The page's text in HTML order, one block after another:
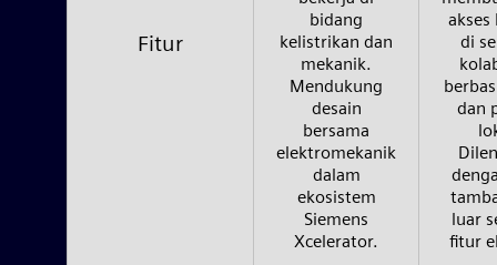
Fitur
bidang
kelistrikan dan
mekanik.
Mendukung
desain
bersama
elektromekanik
dalam
ekosistem
Siemens
Xcelerator.
di
dan
luar
fitur